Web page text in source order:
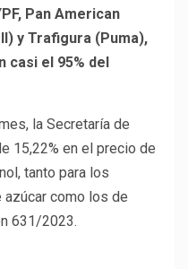
Pan American
y Trafigura (Puma),
casi el 95% del
la Secretaría de
15,22% en el precio de
tanto para los
azúcar como los de
631/2023.